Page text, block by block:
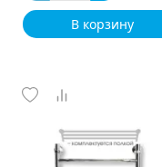
В корзину